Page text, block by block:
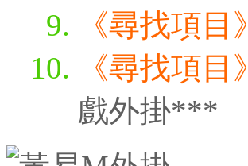
《尋找項目》
《尋找項目》
戲外掛***